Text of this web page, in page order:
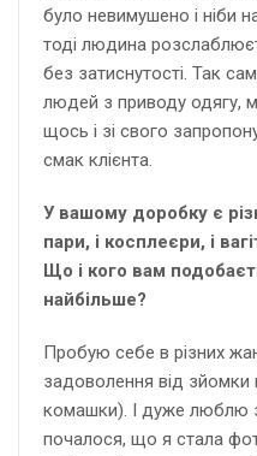
було невимушено і ніби
тоді людина
без затиснутості. Так
людей з приводу одягу,
щось і зі свого
смак клієнта.
У вашому доробку є
пари, і косплеєри, і
Що і кого вам
найбільше?
Пробую себе в різних
задоволення від зйомки
комашки). І дуже люблю
почалося, що я стала